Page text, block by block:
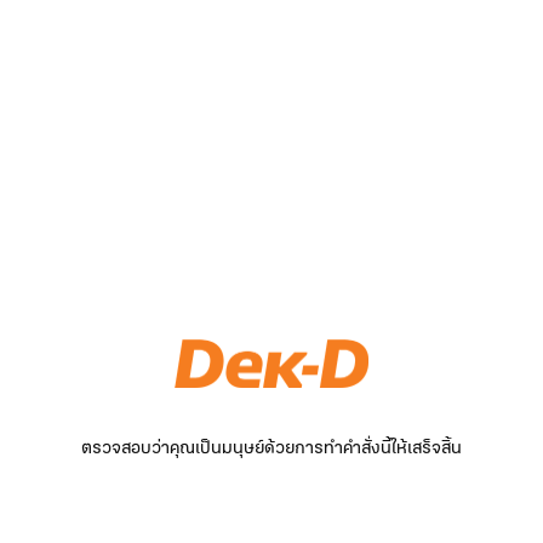
ตรวจสอบว่าคุณเป็นมนุษย์ด้วยการทำคำสั่งนี้ให้เสร็จสิ้น